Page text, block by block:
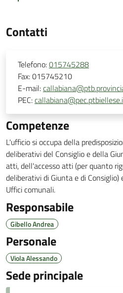
Contatti
Telefono:015745288
Fax:015745210
E-mail:
PEC:
Competenze
L'ufficio si occupa della
deliberativi del Consiglio e della
atti, dell'accesso atti (per quanto
deliberativi di Giunta e di
Uffici comunali.
Responsabile
Gibello Andrea
Personale
Viola Alessando
Sede principale